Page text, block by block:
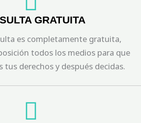
GRATUITA
es completamente gratuita,
todos los medios para que
tus derechos y después decidas.